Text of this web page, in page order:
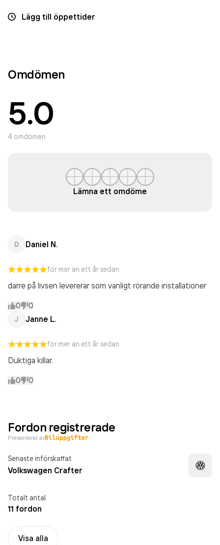
Lägg till öppettider
Omdömen
5.0
4 omdömen
Lämna ett omdöme
D Daniel N.
för mer än ett år sedan
darre på livsen levererar som vanligt rörande installationer
0 0
J Janne L.
för mer än ett år sedan
Duktiga killar.
0 0
Fordon registrerade
Presenterat av
Senaste införskaffat
Volkswagen Crafter
Totalt antal
11 fordon
Visa alla